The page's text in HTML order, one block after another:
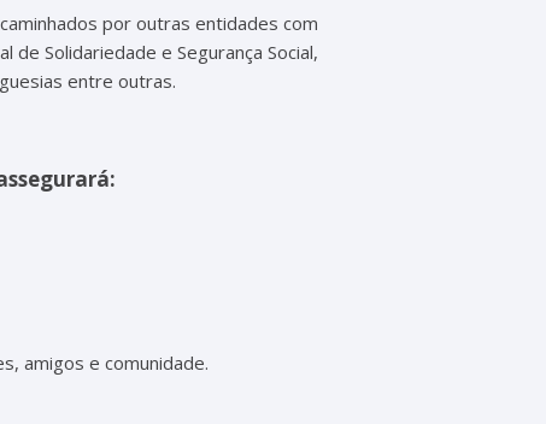
por outras entidades com
Solidariedade e Segurança Social,
entre outras.
amigos e comunidade.